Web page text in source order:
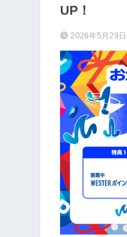
UP！
2026年5月29日